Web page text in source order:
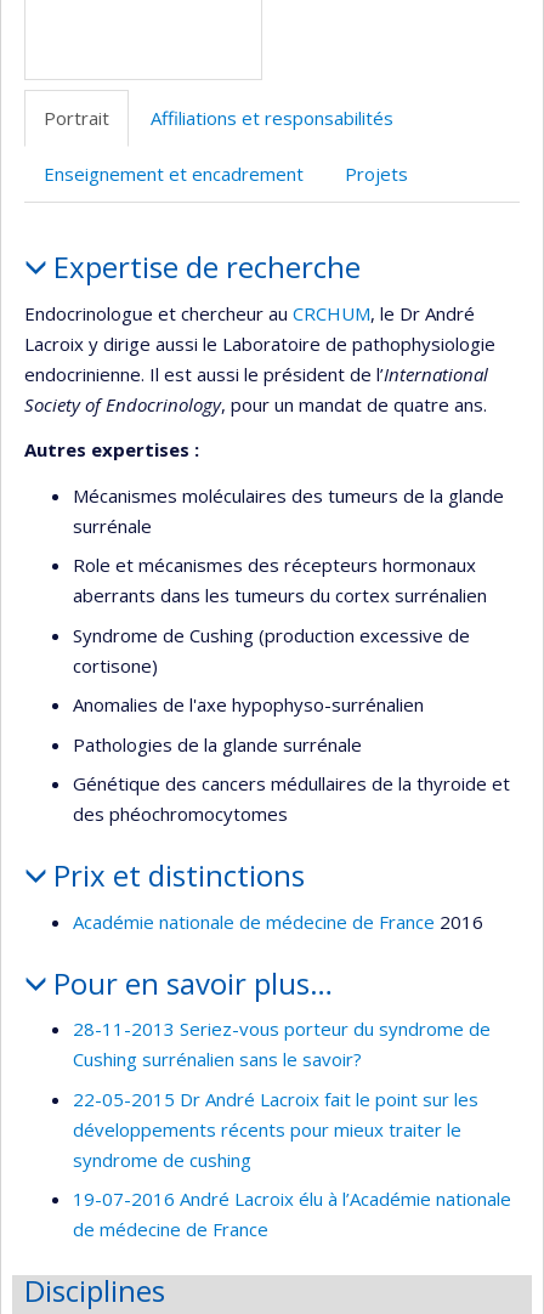
Portrait Affiliations et responsabilités
Enseignement et encadrement Projets
Expertise de recherche
Endocrinologue et chercheur au CRCHUM, le Dr André
Lacroix y dirige aussi le Laboratoire de pathophysiologie
endocrinienne. Il est aussi le président de l’International
Society of Endocrinology, pour un mandat de quatre ans.
Autres expertises :
Mécanismes moléculaires des tumeurs de la glande
surrénale
Role et mécanismes des récepteurs hormonaux
aberrants dans les tumeurs du cortex surrénalien
Syndrome de Cushing (production excessive de
cortisone)
Anomalies de l'axe hypophyso-surrénalien
Pathologies de la glande surrénale
Génétique des cancers médullaires de la thyroide et
des phéochromocytomes
Prix et distinctions
Académie nationale de médecine de France 2016
Pour en savoir plus…
28-11-2013 Seriez-vous porteur du syndrome de
Cushing surrénalien sans le savoir?
22-05-2015 Dr André Lacroix fait le point sur les
développements récents pour mieux traiter le
syndrome de cushing
19-07-2016 André Lacroix élu à l’Académie nationale
de médecine de France
Disciplines